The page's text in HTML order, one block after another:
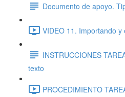
Documento de apoyo.
VIDEO 11. Importando
INSTRUCCIONES
texto
PROCEDIMIENTO